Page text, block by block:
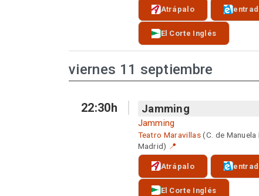
Atrápalo
El Corte Inglés
viernes 11 septiembre
22:30h Jamming
Jamming
Teatro Maravillas(C. de
Madrid) 📍
Atrápalo
El Corte Inglés